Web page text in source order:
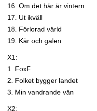
16. Om det här är vintern
17. Ut ikväll
18. Förlorad värld
19. Kär och galen
X1:
1. FoxF
2. Folket bygger landet
3. Min vandrande vän
X2: